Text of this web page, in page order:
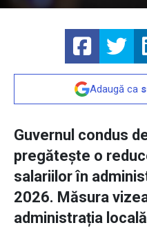
Adaugă ca
Guvernul condus
pregătește o
salariilor în
2026. Măsura
administrația